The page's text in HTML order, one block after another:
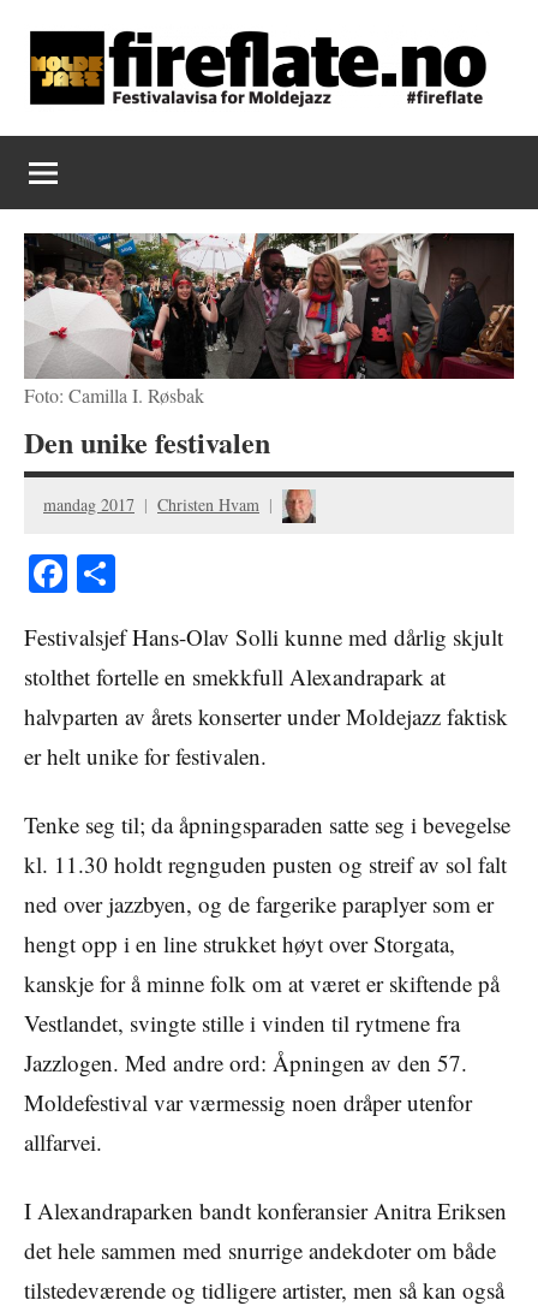
content
Fireflate
Foto: Camilla I. Røsbak
Den unike festivalen
mandag 2017 Christen Hvam
Facebook
Festivalsjef Hans-Olav Solli kunne med dårlig skjult
stolthet fortelle en smekkfull Alexandrapark at
halvparten av årets konserter under Moldejazz faktisk
er helt unike for festivalen.
Tenke seg til; da åpningsparaden satte seg i bevegelse
kl. 11.30 holdt regnguden pusten og streif av sol falt
ned over jazzbyen, og de fargerike paraplyer som er
hengt opp i en line strukket høyt over Storgata,
kanskje for å minne folk om at været er skiftende på
Vestlandet, svingte stille i vinden til rytmene fra
Jazzlogen. Med andre ord: Åpningen av den 57.
Moldefestival var værmessig noen dråper utenfor
allfarvei.
I Alexandraparken bandt konferansier Anitra Eriksen
det hele sammen med snurrige andekdoter om både
tilstedeværende og tidligere artister, men så kan også